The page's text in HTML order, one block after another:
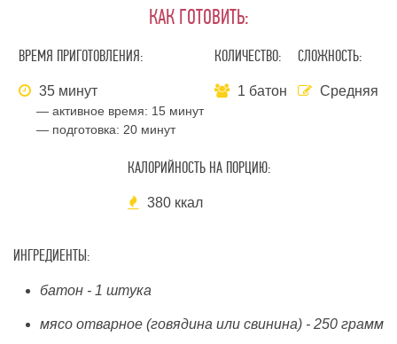
КАК ГОТОВИТЬ:
ВРЕМЯ ПРИГОТОВЛЕНИЯ:
35 минут
— активное время: 15 минут
— подготовка: 20 минут
КОЛИЧЕСТВО:
1 батон
СЛОЖНОСТЬ:
Средняя
КАЛОРИЙНОСТЬ НА ПОРЦИЮ:
380 ккал
ИНГРЕДИЕНТЫ:
батон - 1 штука
мясо отварное (говядина или свинина) - 250 грамм